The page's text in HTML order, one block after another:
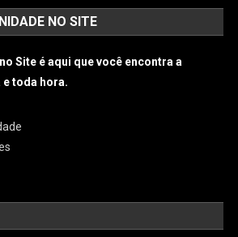
NO SITE
Site é aqui que você encontra a
toda hora.